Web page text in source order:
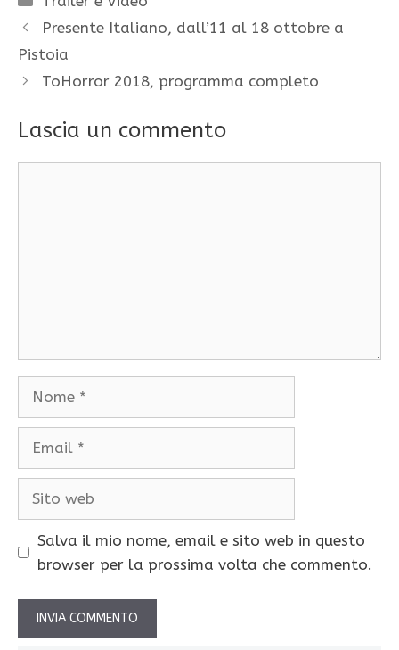
Presente Italiano, dall’11 al 18 ottobre a
Pistoia
ToHorror 2018, programma completo
Lascia un commento
Salva il mio nome, email e sito web in questo
browser per la prossima volta che commento.